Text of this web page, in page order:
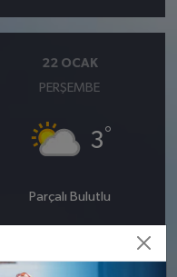
22 OCAK
PERŞEMBE
3°
Parçalı Bulutlu